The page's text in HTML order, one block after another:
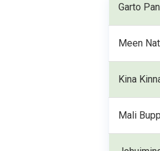
Garto
Meen
Kina
Mali